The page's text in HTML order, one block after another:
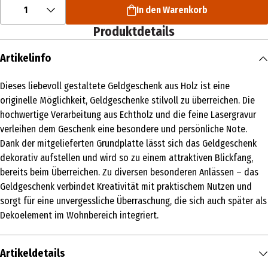
1 In den Warenkorb
Produktdetails
Artikelinfo
Dieses liebevoll gestaltete Geldgeschenk aus Holz ist eine
originelle Möglichkeit, Geldgeschenke stilvoll zu überreichen. Die
hochwertige Verarbeitung aus Echtholz und die feine Lasergravur
verleihen dem Geschenk eine besondere und persönliche Note.
Dank der mitgelieferten Grundplatte lässt sich das Geldgeschenk
dekorativ aufstellen und wird so zu einem attraktiven Blickfang,
bereits beim Überreichen. Zu diversen besonderen Anlässen – das
Geldgeschenk verbindet Kreativität mit praktischem Nutzen und
sorgt für eine unvergessliche Überraschung, die sich auch später als
Dekoelement im Wohnbereich integriert.
Artikeldetails